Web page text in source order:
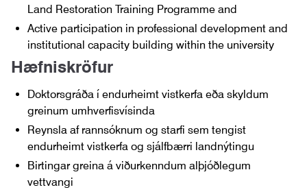
Land Restoration Training Programme and
Active participation in professional development and
institutional capacity building within the university
Hæfniskröfur
Doktorsgráða í endurheimt vistkerfa eða skyldum
greinum umhverfisvísinda
Reynsla af rannsóknum og starfi sem tengist
endurheimt vistkerfa og sjálfbærri landnýtingu
Birtingar greina á viðurkenndum alþjóðlegum
vettvangi